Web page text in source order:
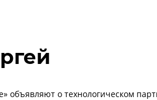
объявляют о технологическом